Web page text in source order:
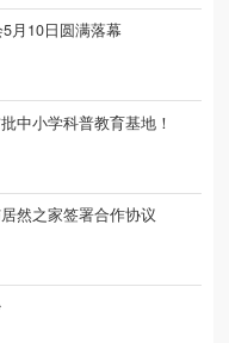
月10日圆满落幕
中小学科普教育基地！
然之家签署合作协议